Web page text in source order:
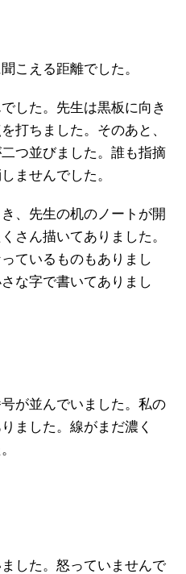
こえる距離でした。
した。先生は黒板に向き
打ちました。そのあと、
つ並びました。誰も指摘
ませんでした。
、先生の机のノートが開
さん描いてありました。
ているものもありまし
な字で書いてありまし
が並んでいました。私の
ました。線がまだ濃く
した。怒っていませんで